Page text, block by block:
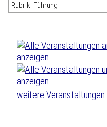
Rubrik: Führung
weitere Veranstaltungen